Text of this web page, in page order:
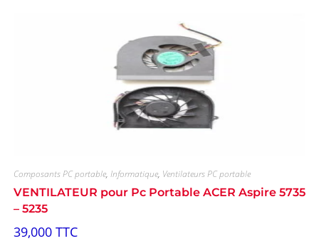
Composants PC portable, Informatique, Ventilateurs PC portable
VENTILATEUR pour Pc Portable ACER Aspire 5735
– 5235
39,000 TTC